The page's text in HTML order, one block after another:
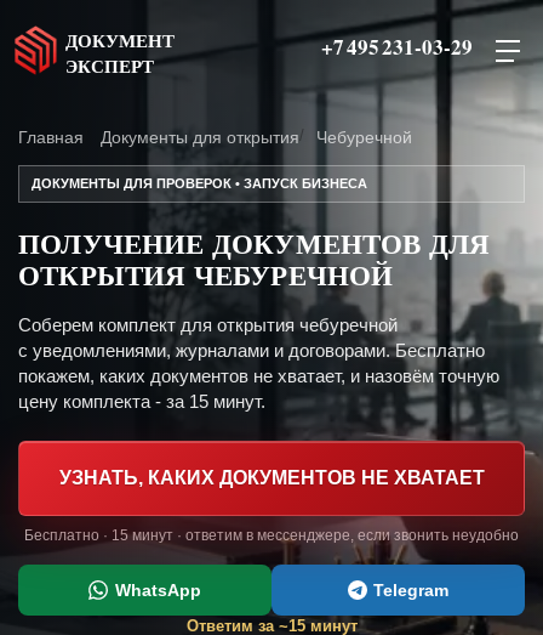
ДОКУМЕНТ
ЭКСПЕРТ
+7 495 231-03-29
Главная Документы для открытия Чебуречной
ДОКУМЕНТЫ ДЛЯ ПРОВЕРОК • ЗАПУСК БИЗНЕСА
ПОЛУЧЕНИЕ ДОКУМЕНТОВ ДЛЯ
ОТКРЫТИЯ ЧЕБУРЕЧНОЙ
Соберем комплект для открытия чебуречной
с уведомлениями, журналами и договорами. Бесплатно
покажем, каких документов не хватает, и назовём точную
цену комплекта - за 15 минут.
УЗНАТЬ, КАКИХ ДОКУМЕНТОВ НЕ ХВАТАЕТ
Бесплатно · 15 минут · ответим в мессенджере, если звонить неудобно
WhatsApp Telegram
Ответим за ~15 минут